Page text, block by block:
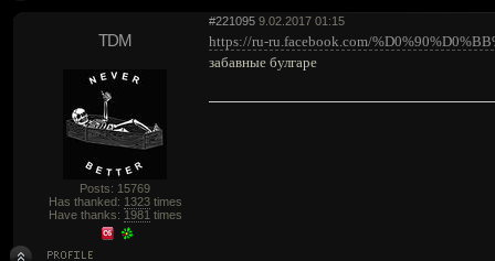
#221095 9.02.2017 01:15
TDM
Posts: 15769
Has thanked: 1323times
Have thanks: 1981 times
https://ru-ru.facebook.com/
забавные булгаре